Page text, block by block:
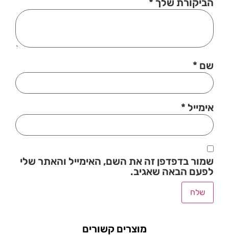
הביקורת שלך *
שם *
אימייל *
שמור בדפדפן זה את השם, האימייל והאתר שלי
לפעם הבאה שאגיב.
מוצרים קשורים